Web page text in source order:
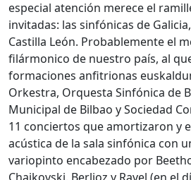
especial atención merece el
invitadas: las sinfónicas de
Castilla León. Probablemente el
filármonico de nuestro país, al
formaciones anfitrionas
Orkestra, Orquesta Sinfónica de
Municipal de Bilbao y Sociedad
11 conciertos que amortizaron y
acústica de la sala sinfónica con
variopinto encabezado por